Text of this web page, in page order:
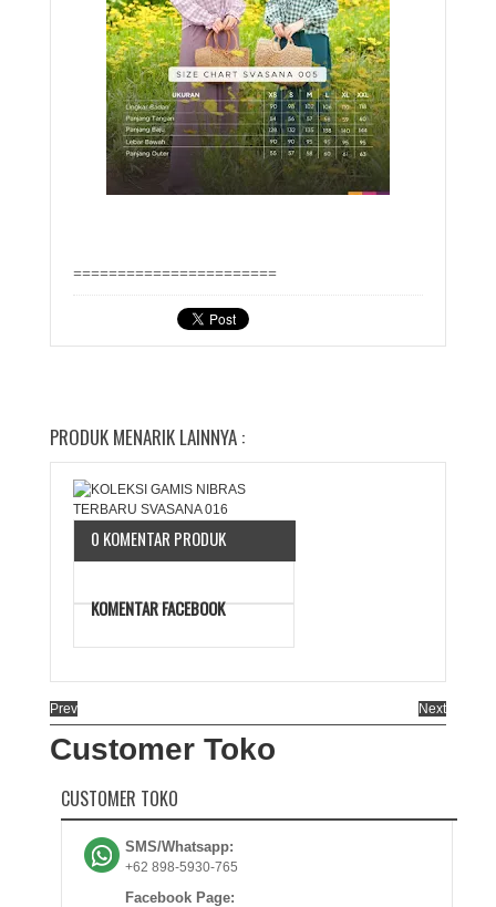
=======================
PRODUK MENARIK LAINNYA :
0 KOMENTAR PRODUK
KOMENTAR FACEBOOK
Prev Next
Customer Toko
CUSTOMER TOKO
SMS/Whatsapp:
+62 898-5930-765
Facebook Page: